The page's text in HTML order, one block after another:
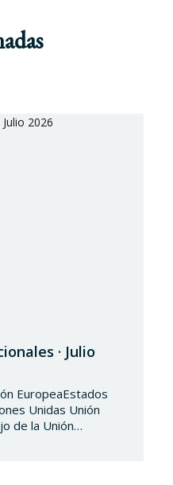
· Julio
EuropeaEstados
Unidas Unión
de la Unión